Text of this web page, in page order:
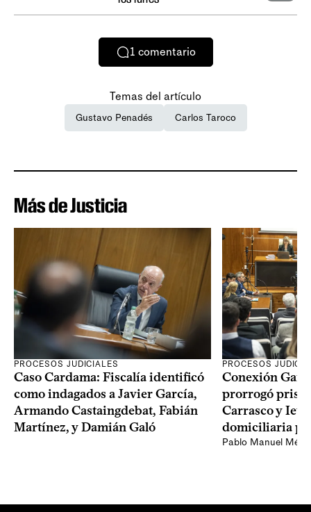
1 comentario
Temas del artículo
Gustavo Penadés Carlos Taroco
Más de Justicia
PROCESOS JUDICIALES
Caso Cardama: Fiscalía identificó
como indagados a Javier García,
Armando Castaingdebat, Fabián
Martínez, y Damián Galó
PROCESOS
Conexión
prorrogó
Carrasco y
domiciliaria
Pablo Manuel